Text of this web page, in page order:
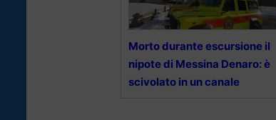
Morto durante escursione il
nipote di Messina Denaro: è
scivolato in un canale